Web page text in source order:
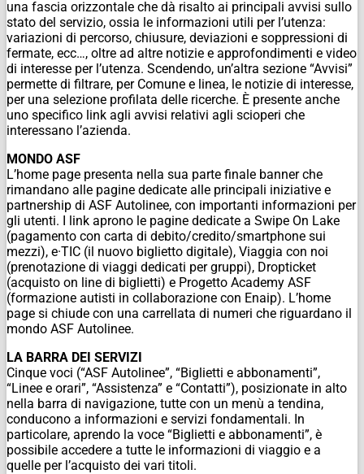
una fascia orizzontale che dà risalto ai principali avvisi sullo
stato del servizio, ossia le informazioni utili per l’utenza:
variazioni di percorso, chiusure, deviazioni e soppressioni di
fermate, ecc…, oltre ad altre notizie e approfondimenti e video
di interesse per l’utenza. Scendendo, un’altra sezione “Avvisi”
permette di filtrare, per Comune e linea, le notizie di interesse,
per una selezione profilata delle ricerche. È presente anche
uno specifico link agli avvisi relativi agli scioperi che
interessano l’azienda.
MONDO ASF
L’home page presenta nella sua parte finale banner che
rimandano alle pagine dedicate alle principali iniziative e
partnership di ASF Autolinee, con importanti informazioni per
gli utenti. I link aprono le pagine dedicate a Swipe On Lake
(pagamento con carta di debito/credito/smartphone sui
mezzi), e·TIC (il nuovo biglietto digitale), Viaggia con noi
(prenotazione di viaggi dedicati per gruppi), Dropticket
(acquisto on line di biglietti) e Progetto Academy ASF
(formazione autisti in collaborazione con Enaip). L’home
page si chiude con una carrellata di numeri che riguardano il
mondo ASF Autolinee.
LA BARRA DEI SERVIZI
Cinque voci (“ASF Autolinee”, “Biglietti e abbonamenti”,
“Linee e orari”, “Assistenza” e “Contatti”), posizionate in alto
nella barra di navigazione, tutte con un menù a tendina,
conducono a informazioni e servizi fondamentali. In
particolare, aprendo la voce “Biglietti e abbonamenti”, è
possibile accedere a tutte le informazioni di viaggio e a
quelle per l’acquisto dei vari titoli.